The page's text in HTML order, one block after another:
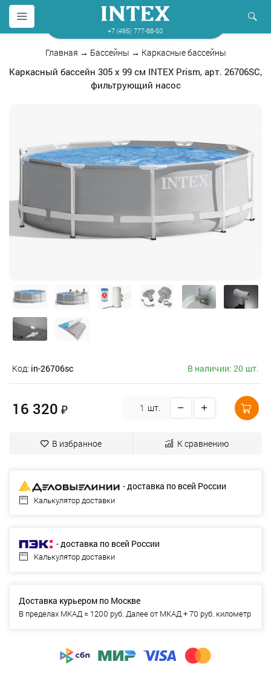
+7 (495) 777-88-50
Главная → Бассейны → Каркасные бассейны
Каркасный бассейн 305 х 99 см INTEX Prism, арт. 26706SC,
фильтрующий насос
Код: in-26706sc В наличии: 20 шт.
16 320 ₽ шт.
В избранное К сравнению
- доставка по всей России
Калькулятор доставки
- доставка по всей России
Калькулятор доставки
Доставка курьером по Москве
В пределах МКАД = 1200 руб. Далее от МКАД + 70 руб. километр